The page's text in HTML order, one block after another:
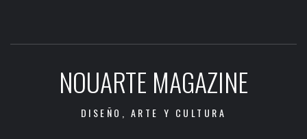
NOUARTE MAGAZINE
DISEÑO, ARTE Y CULTURA